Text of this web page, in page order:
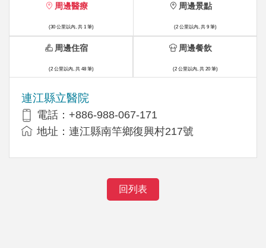
周邊醫療
(30 公里以內, 共 1 筆)
連江縣立醫院
電話：+886-988-067-171
地址：連江縣南竿鄉復興村217號
周邊景點
(2 公里以內, 共 9 筆)
周邊住宿
(2 公里以內, 共 48 筆)
周邊餐飲
(2 公里以內, 共 20 筆)
回列表